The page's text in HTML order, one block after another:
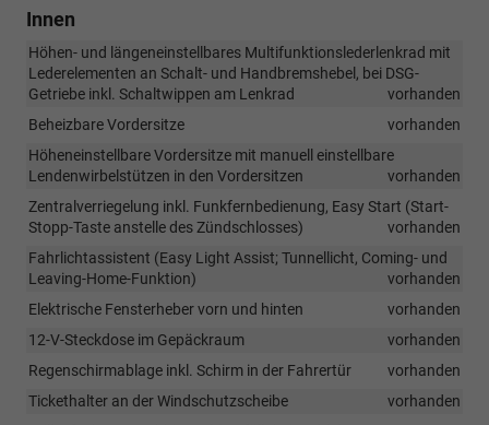
Innen
Höhen- und längeneinstellbares Multifunktionslederlenkrad mit
Lederelementen an Schalt- und Handbremshebel, bei DSG-
Getriebe inkl. Schaltwippen am Lenkrad
vorhanden
Beheizbare Vordersitze
vorhanden
Höheneinstellbare Vordersitze mit manuell einstellbare
Lendenwirbelstützen in den Vordersitzen
vorhanden
Zentralverriegelung inkl. Funkfernbedienung, Easy Start (Start-
Stopp-Taste anstelle des Zündschlosses)
vorhanden
Fahrlichtassistent (Easy Light Assist; Tunnellicht, Coming- und
Leaving-Home-Funktion)
vorhanden
Elektrische Fensterheber vorn und hinten
vorhanden
12-V-Steckdose im Gepäckraum
vorhanden
Regenschirmablage inkl. Schirm in der Fahrertür
vorhanden
Tickethalter an der Windschutzscheibe
vorhanden